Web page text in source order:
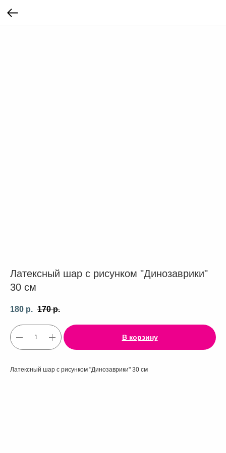
Латексный шар с рисунком "Динозаврики"
30 см
180 р. 170 р.
В корзину
Латексный шар с рисунком "Динозаврики" 30 см